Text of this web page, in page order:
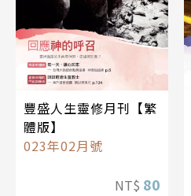
豐盛人生靈修月刊【繁
體版】
023年02月號
NT$ 80